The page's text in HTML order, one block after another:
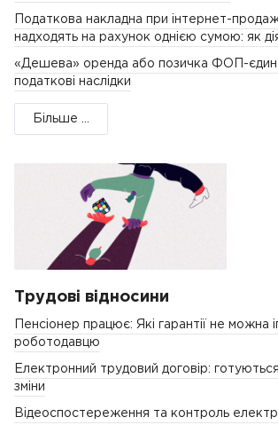
Податкова накладна при інтернет-
надходять на рахунок однією сумою: як
«Дешева» оренда або позичка ФОП-
податкові наслідки
Більше ...
Трудові відносини
Пенсіонер працює: Які гарантії не можна
роботодавцю
Електронний трудовий договір:
зміни
Відеоспостереження та контроль